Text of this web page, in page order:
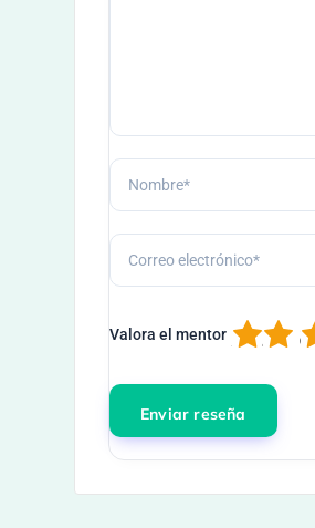
Valora el mentor 3
2
1